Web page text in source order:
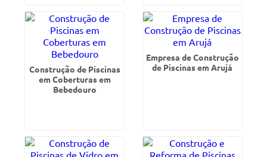
Construção de Piscinas
em Coberturas em
Bebedouro
Empresa de Construção
de Piscinas em Arujá